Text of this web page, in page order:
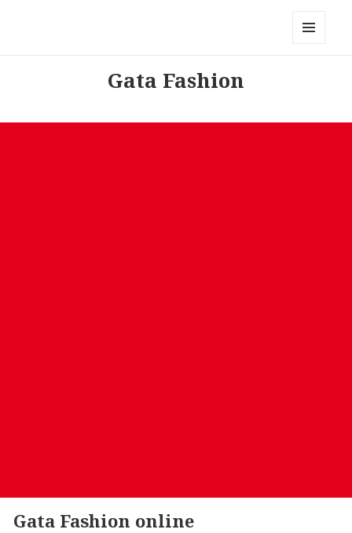
Gata Fashion
Gata Fashion online